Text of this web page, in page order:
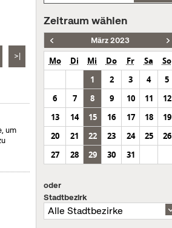
>|
um
Zeitraum wählen
März 2023
Mo Di Mi Do Fr Sa
So
1
2 3 4
5
6
7 8 9 10 11
12
13
14 15 16 17 18
19
20
21 22 23 24 25
26
27
28 29 30 31
oder
Stadtbezirk